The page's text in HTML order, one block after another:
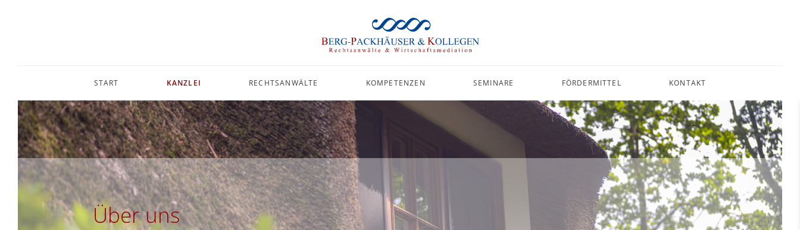
START KANZLEI RECHTSANWÄLTE KOMPETENZEN SEMINARE FÖRDERMITTEL KONTAKT
Über uns